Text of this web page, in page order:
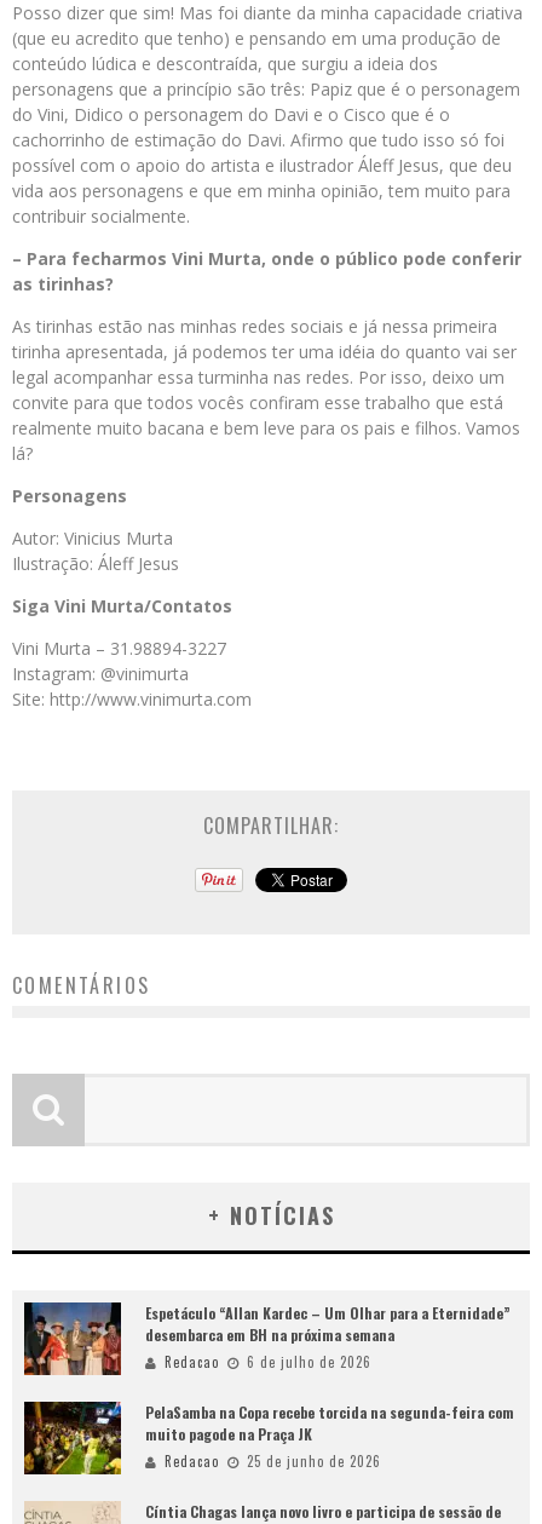
Posso dizer que sim! Mas foi diante da minha capacidade criativa
(que eu acredito que tenho) e pensando em uma produção de
conteúdo lúdica e descontraída, que surgiu a ideia dos
personagens que a princípio são três: Papiz que é o personagem
do Vini, Didico o personagem do Davi e o Cisco que é o
cachorrinho de estimação do Davi. Afirmo que tudo isso só foi
possível com o apoio do artista e ilustrador Áleff Jesus, que deu
vida aos personagens e que em minha opinião, tem muito para
contribuir socialmente.
– Para fecharmos Vini Murta, onde o público pode conferir
as tirinhas?
As tirinhas estão nas minhas redes sociais e já nessa primeira
tirinha apresentada, já podemos ter uma idéia do quanto vai ser
legal acompanhar essa turminha nas redes. Por isso, deixo um
convite para que todos vocês confiram esse trabalho que está
realmente muito bacana e bem leve para os pais e filhos. Vamos
lá?
Personagens
Autor: Vinicius Murta
Ilustração: Áleff Jesus
Siga Vini Murta/Contatos
Vini Murta – 31.98894-3227
Instagram: @vinimurta
Site: http://www.vinimurta.com
COMPARTILHAR:
COMENTÁRIOS
+ NOTÍCIAS
Espetáculo “Allan Kardec – Um Olhar para a Eternidade”
desembarca em BH na próxima semana
Redacao 6 de julho de 2026
PelaSamba na Copa recebe torcida na segunda-feira com
muito pagode na Praça JK
Redacao 25 de junho de 2026
Cíntia Chagas lança novo livro e participa de sessão de